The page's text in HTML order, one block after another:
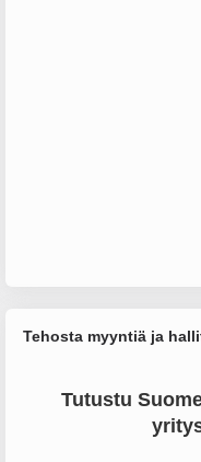
Tehosta myyntiä ja
Tutustu